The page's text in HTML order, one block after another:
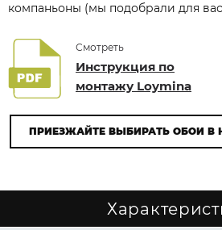
компаньоны (мы подобрали для
Смотреть
Инструкция по
монтажу Loymina
ПРИЕЗЖАЙТЕ ВЫБИРАТЬ ОБОИ